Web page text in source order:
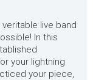
live band
In this
your lightning
your piece,